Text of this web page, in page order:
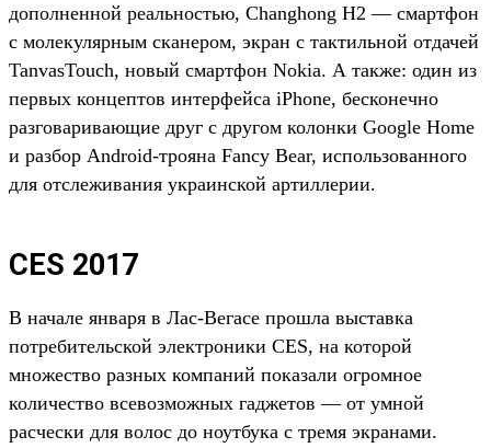
дополненной реальностью, Changhong H2 — смартфон
с молекулярным сканером, экран с тактильной отдачей
TanvasTouch, новый смартфон Nokia. А также: один из
первых концептов интерфейса iPhone, бесконечно
разговаривающие друг с другом колонки Google Home
и разбор Android-трояна Fancy Bear, использованного
для отслеживания украинской артиллерии.
CES 2017
В начале января в Лас-Вегасе прошла выставка
потребительской электроники CES, на которой
множество разных компаний показали огромное
количество всевозможных гаджетов — от умной
расчески для волос до ноутбука с тремя экранами.